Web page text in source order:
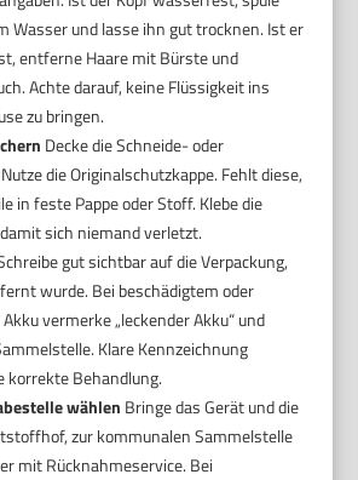
Wasser und lasse ihn gut trocknen. Ist er
entferne Haare mit Bürste und
Achte darauf, keine Flüssigkeit ins
zu bringen.
Decke die Schneide- oder
die Originalschutzkappe. Fehlt diese,
in feste Pappe oder Stoff. Klebe die
sich niemand verletzt.
gut sichtbar auf die Verpackung,
wurde. Bei beschädigtem oder
vermerke „leckender Akku“ und
Klare Kennzeichnung
korrekte Behandlung.
wählen Bringe das Gerät und die
zur kommunalen Sammelstelle
mit Rücknahmeservice. Bei